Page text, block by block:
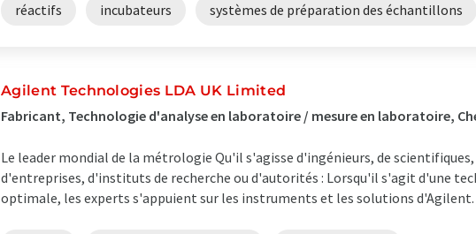
réactifs incubateurs systèmes de préparation des échantillons
Agilent Technologies LDA UK Limited
Fabricant, Technologie d'analyse en laboratoire / mesure en laboratoire,
Le leader mondial de la métrologie Qu'il s'agisse d'ingénieurs, de
d'entreprises, d'instituts de recherche ou d'autorités : Lorsqu'il s'agit d'une
optimale, les experts s'appuient sur les instruments et les solutions